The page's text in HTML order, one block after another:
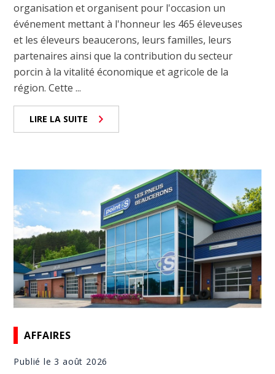
organisation et organisent pour l'occasion un
événement mettant à l'honneur les 465 éleveuses
et les éleveurs beaucerons, leurs familles, leurs
partenaires ainsi que la contribution du secteur
porcin à la vitalité économique et agricole de la
région. Cette ...
LIRE LA SUITE
AFFAIRES
Publié le 3 août 2026